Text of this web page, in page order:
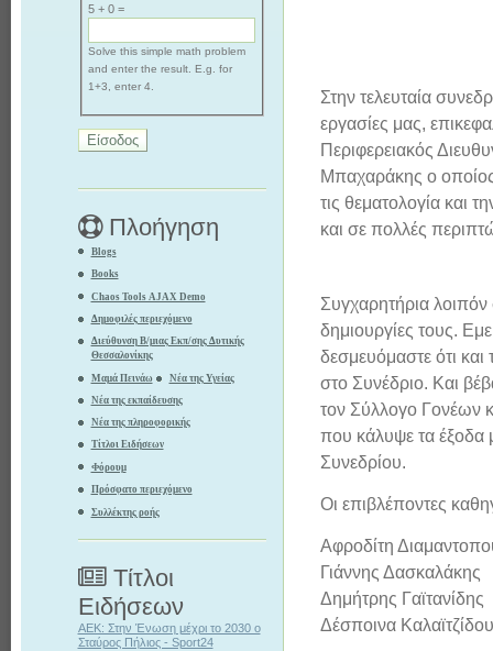
5 + 0 =
Solve this simple math problem
and enter the result. E.g. for
1+3, enter 4.
Πλοήγηση
Blogs
Books
Chaos Tools AJAX Demo
Δημοφιλές περιεχόμενο
Διεύθυνση Β/μιας Εκπ/σης Δυτικής
Θεσσαλονίκης
Μαμά Πεινάω
Νέα της Υγείας
Νέα της εκπαίδευσης
Νέα της πληροφορικής
Τίτλοι Ειδήσεων
Φόρουμ
Πρόσφατο περιεχόμενο
Συλλέκτης ροής
Τίτλοι
Ειδήσεων
ΑΕΚ: Στην Ένωση μέχρι το 2030 ο
Σταύρος Πήλιος - Sport24
Στην τελευταία
εργασίες μας,
Περιφερειακός
Μπαχαράκης ο
τις θεματολογία και
και σε πολλές
Συγχαρητήρια λοιπόν
δημιουργίες τους.
δεσμευόμαστε ότι
στο Συνέδριο. Και
τον Σύλλογο Γονέων
που κάλυψε τα έξοδα
Συνεδρίου.
Οι επιβλέποντες
Αφροδίτη
Γιάννης Δασκαλάκης
Δημήτρης Γαϊτανίδης
Δέσποινα